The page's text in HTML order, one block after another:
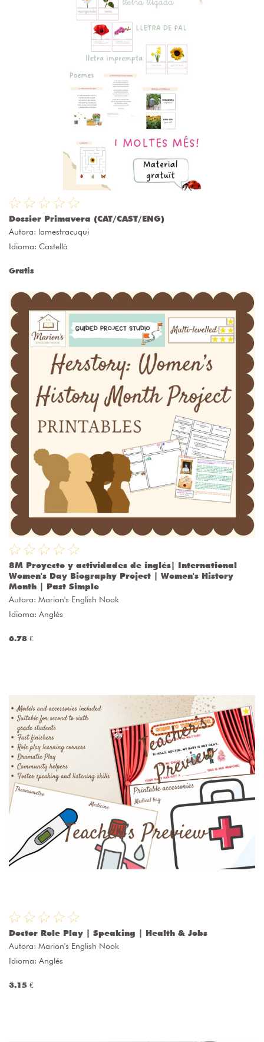
Dossier Primavera (CAT/CAST/ENG)
Autora: lamestracuqui
Idioma: Castellà
Gratis
8M Proyecto y actividades de inglés| International
Women's Day Biography Project | Women's History
Month | Past Simple
Autora: Marion's English Nook
Idioma: Anglés
6.78 €
Doctor Role Play | Speaking | Health & Jobs
Autora: Marion's English Nook
Idioma: Anglés
3.15 €